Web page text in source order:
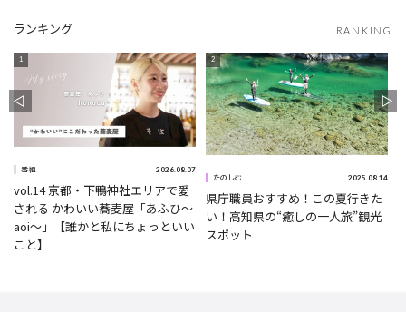
ランキング RANKING
番組 2026.08.07
vol.14 京都・下鴨神社エリアで愛
される かわいい蕎麦屋「あふひ〜
aoi〜」【誰かと私にちょっといい
こと】
たのしむ 2025.08.14
県庁職員おすすめ！この夏行きた
い！高知県の“癒しの一人旅”観光
スポット